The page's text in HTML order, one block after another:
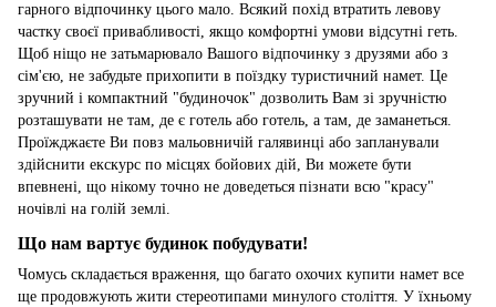
гарного відпочинку цього мало. Всякий похід втратить левову
частку своєї привабливості, якщо комфортні умови відсутні геть.
Щоб ніщо не затьмарювало Вашого відпочинку з друзями або з
сім'єю, не забудьте прихопити в поїздку туристичний намет. Це
зручний і компактний "будиночок" дозволить Вам зі зручністю
розташувати не там, де є готель або готель, а там, де заманеться.
Проїжджаєте Ви повз мальовничій галявинці або запланували
здійснити екскурс по місцях бойових дій, Ви можете бути
впевнені, що нікому точно не доведеться пізнати всю "красу"
ночівлі на голій землі.
Що нам вартує будинок побудувати!
Чомусь складається враження, що багато охочих купити намет все
ще продовжують жити стереотипами минулого століття. У їхньому